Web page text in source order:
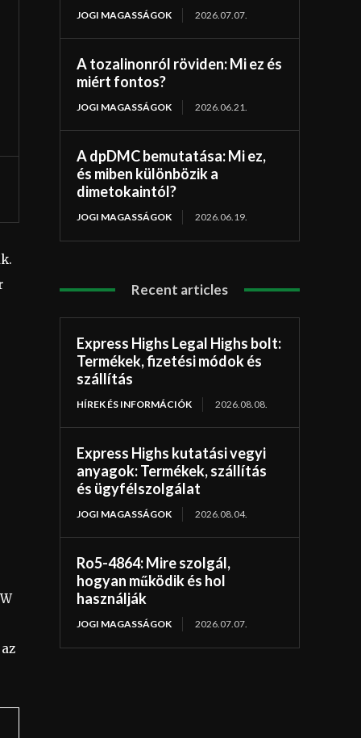
JOGI MAGASSÁGOK 2026.07.07.
A tozalinonról röviden: Mi ez és
miért fontos?
JOGI MAGASSÁGOK 2026.06.21.
A dpDMC bemutatása: Mi ez,
és miben különbözik a
dimetokaintól?
JOGI MAGASSÁGOK 2026.06.19.
Recent articles
Express Highs Legal Highs bolt:
Termékek, fizetési módok és
szállítás
HÍREK ÉS INFORMÁCIÓK 2026.08.08.
Express Highs kutatási vegyi
anyagok: Termékek, szállítás
és ügyfélszolgálat
JOGI MAGASSÁGOK 2026.08.04.
Ro5-4864: Mire szolgál,
hogyan működik és hol
használják
JOGI MAGASSÁGOK 2026.07.07.